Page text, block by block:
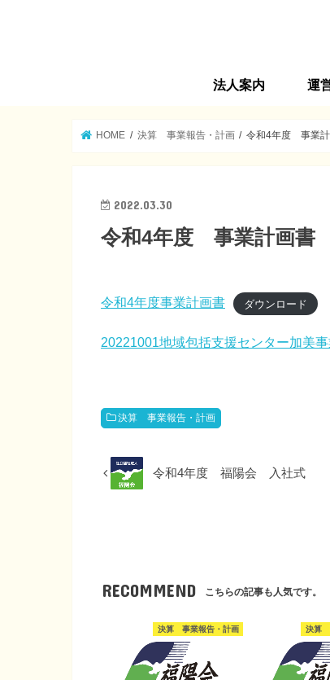
法人案内 運
HOME 決算 事業報告・計画 令和4年度 事業
2022.03.30
令和4年度 事業計画書
令和4年度事業計画書 ダウンロード
20221001地域包括支援センター加美
決算 事業報告・計画
令和4年度 福陽会 入社式
RECOMMEND こちらの記事も人気です。
決算 事業報告・計画 決算